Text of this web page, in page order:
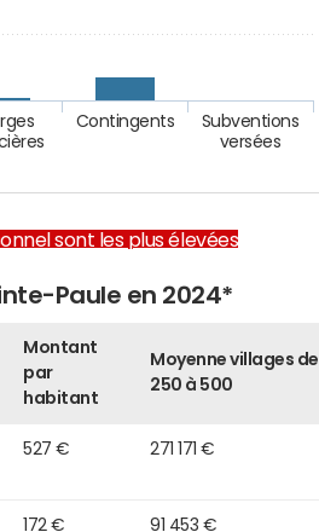
Contingents
Subventions
versées
sont les plus élevées
Paule en 2024*
Montant
par
habitant
Moyenne villages de
250 à 500
527 € 271 171 €
172 € 91 453 €